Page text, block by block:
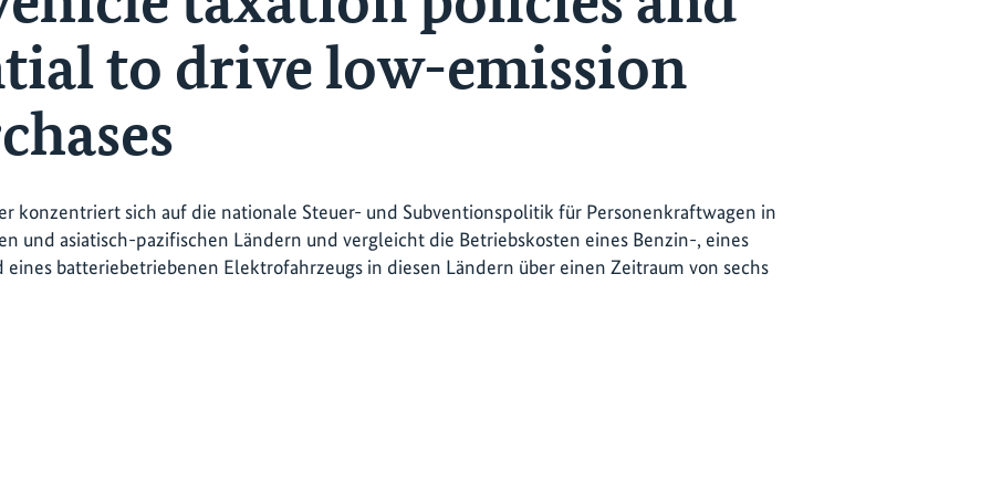
to drive low-emission
konzentriert sich auf die nationale Steuer- und Subventionspolitik für Personenkraftwagen in
und asiatisch-pazifischen Ländern und vergleicht die Betriebskosten eines Benzin-, eines
batteriebetriebenen Elektrofahrzeugs in diesen Ländern über einen Zeitraum von sechs